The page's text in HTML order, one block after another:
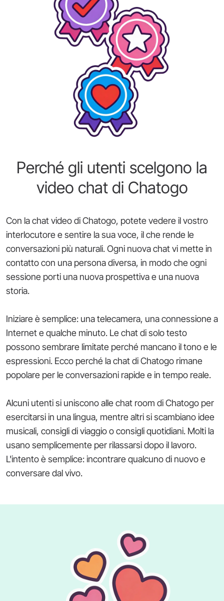
Perché gli utenti scelgono la
video chat di Chatogo
Con la chat video di Chatogo, potete vedere il vostro
interlocutore e sentire la sua voce, il che rende le
conversazioni più naturali. Ogni nuova chat vi mette in
contatto con una persona diversa, in modo che ogni
sessione porti una nuova prospettiva e una nuova
storia.
Iniziare è semplice: una telecamera, una connessione a
Internet e qualche minuto. Le chat di solo testo
possono sembrare limitate perché mancano il tono e le
espressioni. Ecco perché la chat di Chatogo rimane
popolare per le conversazioni rapide e in tempo reale.
Alcuni utenti si uniscono alle chat room di Chatogo per
esercitarsi in una lingua, mentre altri si scambiano idee
musicali, consigli di viaggio o consigli quotidiani. Molti la
usano semplicemente per rilassarsi dopo il lavoro.
L'intento è semplice: incontrare qualcuno di nuovo e
conversare dal vivo.